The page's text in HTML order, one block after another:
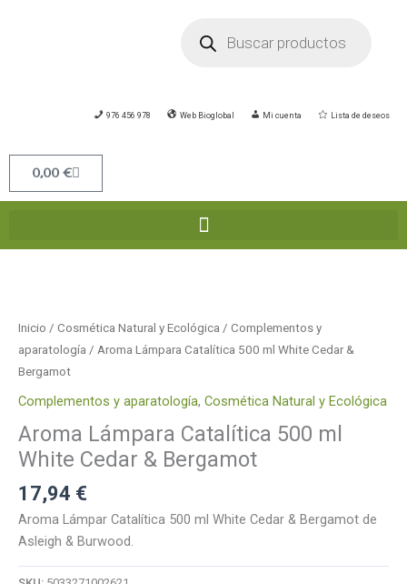
productos
976 456 978 Web Bioglobal Mi cuenta Lista de deseos
0,00 €Carrito
Inicio / Cosmética Natural y Ecológica / Complementos y
aparatología / Aroma Lámpara Catalítica 500 ml White Cedar &
Bergamot
Complementos y aparatología, Cosmética Natural y Ecológica
Aroma Lámpara Catalítica 500 ml
White Cedar & Bergamot
17,94 €
Aroma Lámpar Catalítica 500 ml White Cedar & Bergamot de
Asleigh & Burwood.